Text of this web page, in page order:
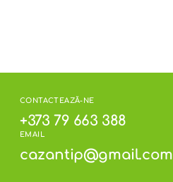
CONTACTEAZĂ-NE
+373 79 663 388
EMAIL
cazantip@gmail.com